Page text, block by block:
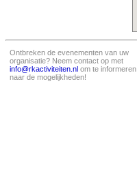
Ontbreken de evenementen van uw
organisatie? Neem contact op met
info@rkactiviteiten.nl om te informeren
naar de mogelijkheden!